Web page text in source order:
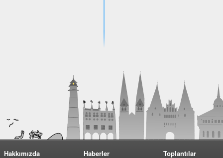
Hakkımızda
Haberler
Toplantılar